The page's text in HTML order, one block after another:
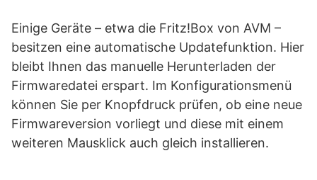
Einige Geräte – etwa die Fritz!Box von AVM –
besitzen eine automatische Updatefunktion. Hier
bleibt Ihnen das manuelle Herunterladen der
Firmwaredatei erspart. Im Konfigurationsmenü
können Sie per Knopfdruck prüfen, ob eine neue
Firmwareversion vorliegt und diese mit einem
weiteren Mausklick auch gleich installieren.